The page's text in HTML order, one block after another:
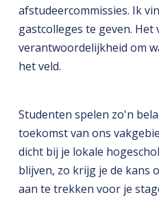
afstudeercommissies. Ik
gastcolleges te geven. Het
verantwoordelijkheid om
het veld.
Studenten spelen zo'n
toekomst van ons
dicht bij je lokale
blijven, zo krijg je de kans
aan te trekken voor je